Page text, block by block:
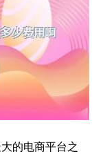
的电商平台之